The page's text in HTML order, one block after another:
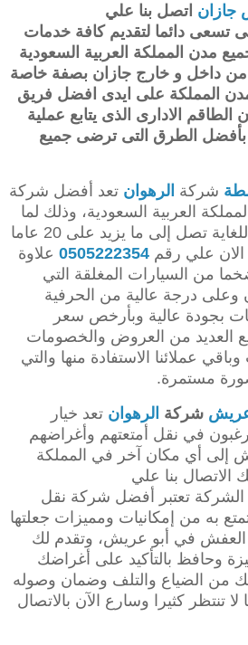
اتصل بنا علي
تسعى دائما لتقديم كافة خدمات
مدن المملكة العربية السعودية
داخل و خارج جازان بصفة خاصة
المملكة على ايدى افضل فريق
الادارى الذى يتابع عملية
بأفضل الطرق التى ترضى جميع
شركة الرهوان تعد أفضل شركة
العربية السعودية، وذلك لما
تملكه من خبرة طويلة للغاية تصل إلى ما يزيد على 20 عاما
علي رقم 0505222354 علاوة
من السيارات المغلقة التي
وعلى درجة عالية من الحرفية
بجودة عالية وبأرخص سعر
العديد من العروض والخصومات
عملائنا الاستفادة منها والتي
مستمرة.
شركة الرهوان تعد خيار
يرغبون في نقل أمتعتهم وأغراضهم
إلى أي مكان آخر في المملكة
الاتصال بنا علي
الشركة تعتبر أفضل شركة نقل
به من إمكانيات ومميزات جعلتها
في أبو عريش، وتقدم لك
وحافظ بالتأكيد على أغراضك
من الضياع والتلف وضمان وصوله
لا تنتظر كثيرا وسارع الآن بالاتصال